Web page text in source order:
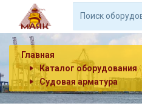
Главная
Каталог оборудования
Судовая арматура